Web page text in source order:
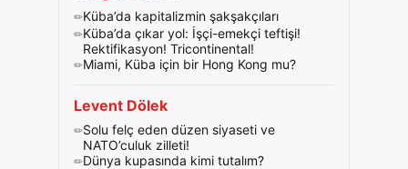
Küba’da kapitalizmin şakşakçıları
Küba’da çıkar yol: İşçi-emekçi teftişi!
Rektifikasyon! Tricontinental!
Miami, Küba için bir Hong Kong mu?
Levent Dölek
Solu felç eden düzen siyaseti ve
NATO’culuk zilleti!
Dünya kupasında kimi tutalım?